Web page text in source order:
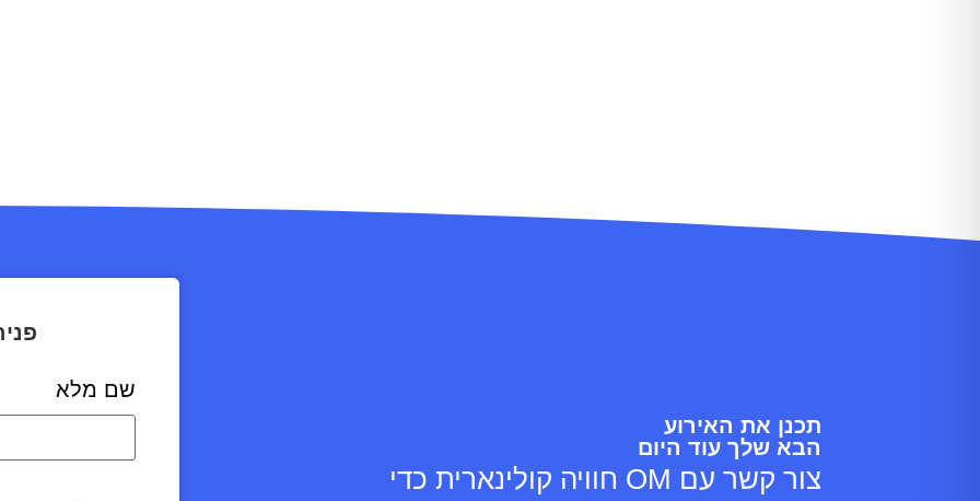
תכנן את האירוע
הבא שלך עוד היום
צור קשר עם OM חוויה קולינארית כדי
שם מלא